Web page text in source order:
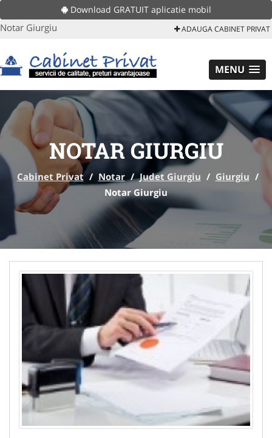
Download GRATUIT aplicatie mobil
Notar Giurgiu ADAUGA CABINET PRIVAT
MENU
NOTAR GIURGIU
Cabinet Privat / Notar / Judet Giurgiu / Giurgiu /
Notar Giurgiu